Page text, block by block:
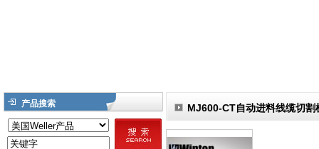
产品搜索 MJ600-CT自动进料线缆切割